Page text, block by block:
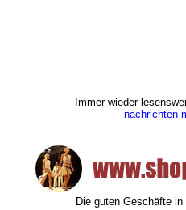
Immer wieder
nachrichten-
Die guten Geschäfte